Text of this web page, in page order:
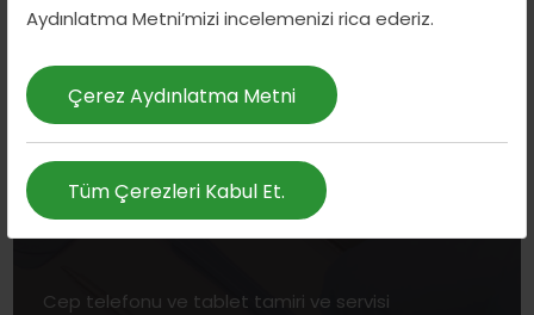
Aydınlatma Metni’mizi incelemenizi rica ederiz.
Çerez Aydınlatma Metni
Tüm Çerezleri Kabul Et.
Cep telefonu ve tablet tamiri ve servisi